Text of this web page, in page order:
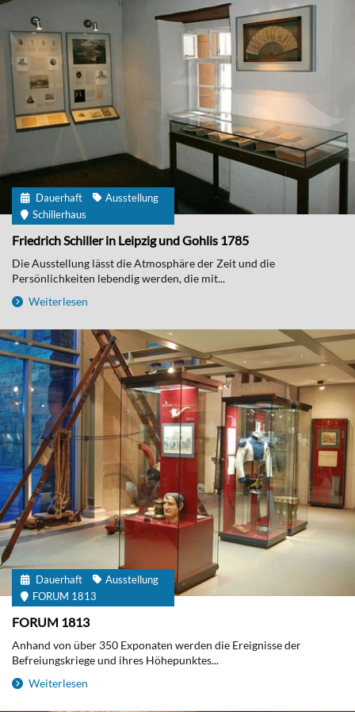
Dauerhaft
Ausstellung
Schillerhaus
Friedrich Schiller in Leipzig und Gohlis 1785
Die Ausstellung lässt die Atmosphäre der Zeit und die
Persönlichkeiten lebendig werden, die mit...
Weiterlesen
Dauerhaft
Ausstellung
FORUM 1813
FORUM 1813
Anhand von über 350 Exponaten werden die Ereignisse der
Befreiungskriege und ihres Höhepunktes...
Weiterlesen